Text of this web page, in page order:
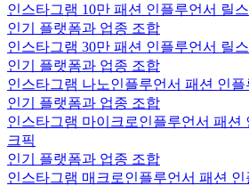
인스타그램 10만 패션 인플루언서 릴
인기 플랫폼과 업종 조합
인스타그램 30만 패션 인플루언서 릴
인기 플랫폼과 업종 조합
인스타그램 나노인플루언서 패션 인
인기 플랫폼과 업종 조합
인스타그램 마이크로인플루언서 패션
크픽
인기 플랫폼과 업종 조합
인스타그램 매크로인플루언서 패션